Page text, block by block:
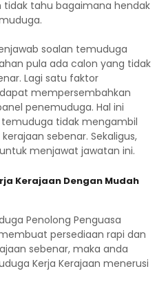
tidak tahu bagaimana hendak
soalan temuduga
pula ada calon yang tidak
Lagi satu faktor
mempersembahkan
penemuduga. Hal ini
tidak mengambil
sebenar. Sekaligus,
menjawat jawatan ini.
Kerajaan Dengan Mudah
Penolong Penguasa
persediaan rapi dan
sebenar, maka anda
Kerja Kerajaan menerusi